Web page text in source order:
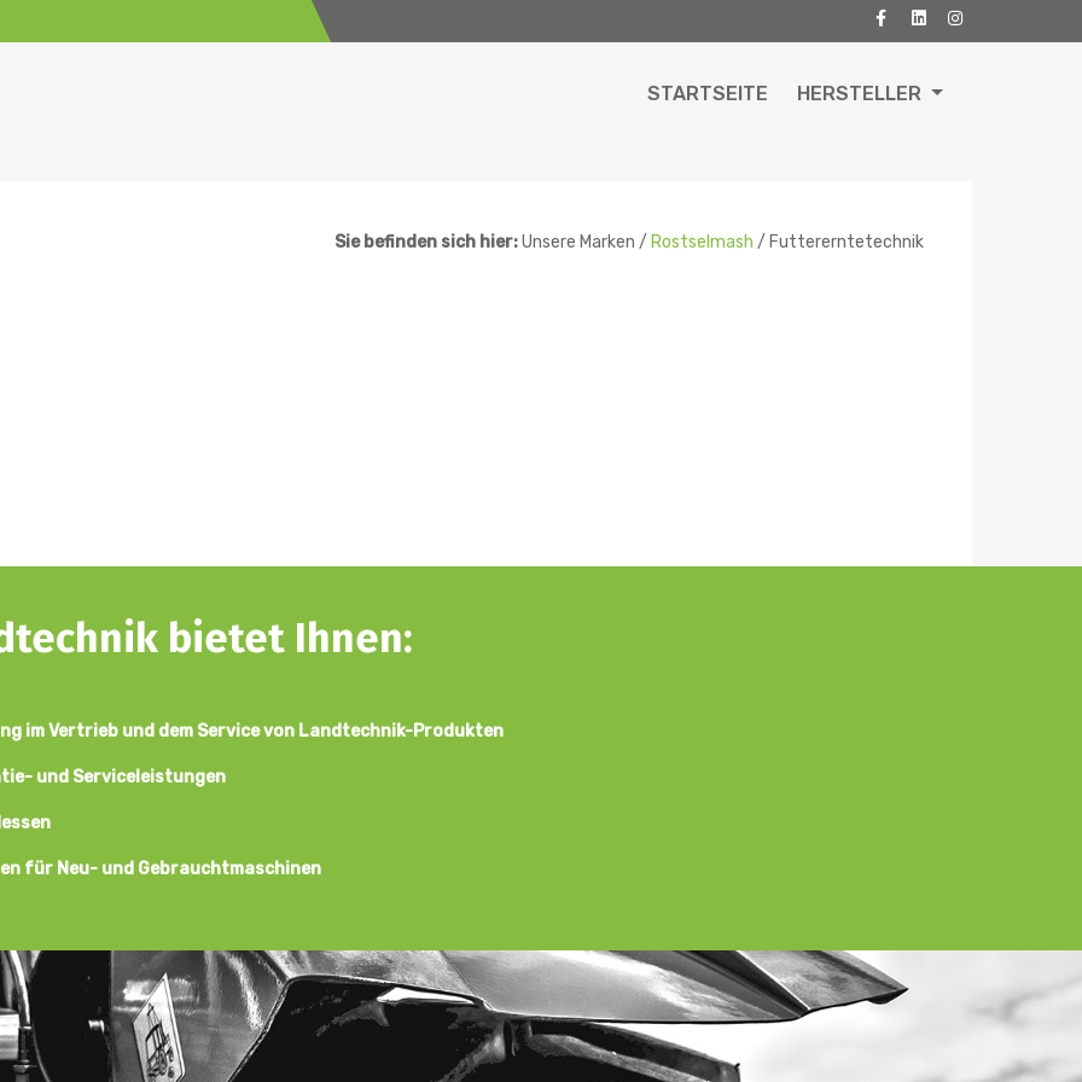
STARTSEITE HERSTELLER
Sie befinden sich hier:Unsere Marken / Rostselmash / Futtererntetechnik
bietet Ihnen:
im Vertrieb und dem Service von Landtechnik-Produkten
und Serviceleistungen
für Neu- und Gebrauchtmaschinen